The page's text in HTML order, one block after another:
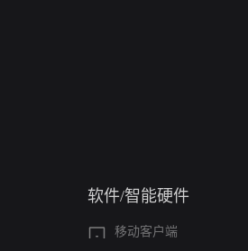
软件/智能硬件
移动客户端